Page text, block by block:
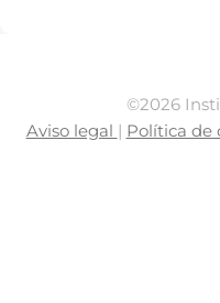
©2026
Aviso legal | Política de